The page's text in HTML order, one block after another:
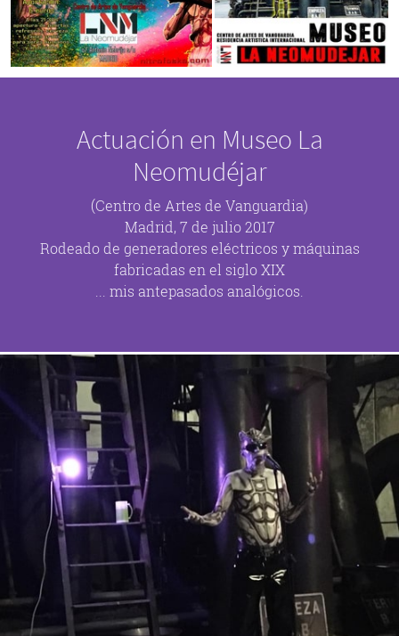
Actuación en Museo La
Neomudéjar
(Centro de Artes de Vanguardia)
Madrid, 7 de julio 2017
Rodeado de generadores eléctricos y máquinas
fabricadas en el siglo XIX
... mis antepasados analógicos.